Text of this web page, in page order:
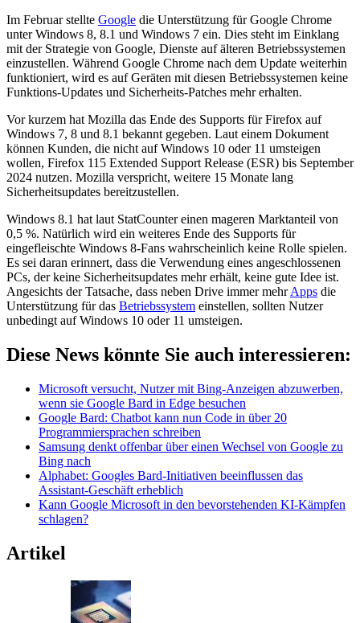
Im Februar stellte Google die Unterstützung für Google Chrome
unter Windows 8, 8.1 und Windows 7 ein. Dies steht im Einklang
mit der Strategie von Google, Dienste auf älteren Betriebssystemen
einzustellen. Während Google Chrome nach dem Update weiterhin
funktioniert, wird es auf Geräten mit diesen Betriebssystemen keine
Funktions-Updates und Sicherheits-Patches mehr erhalten.
Vor kurzem hat Mozilla das Ende des Supports für Firefox auf
Windows 7, 8 und 8.1 bekannt gegeben. Laut einem Dokument
können Kunden, die nicht auf Windows 10 oder 11 umsteigen
wollen, Firefox 115 Extended Support Release (ESR) bis September
2024 nutzen. Mozilla verspricht, weitere 15 Monate lang
Sicherheitsupdates bereitzustellen.
Windows 8.1 hat laut StatCounter einen mageren Marktanteil von
0,5 %. Natürlich wird ein weiteres Ende des Supports für
eingefleischte Windows 8-Fans wahrscheinlich keine Rolle spielen.
Es sei daran erinnert, dass die Verwendung eines angeschlossenen
PCs, der keine Sicherheitsupdates mehr erhält, keine gute Idee ist.
Angesichts der Tatsache, dass neben Drive immer mehrApps die
Unterstützung für das Betriebssystem einstellen, sollten Nutzer
unbedingt auf Windows 10 oder 11 umsteigen.
Diese News könnte Sie auch interessieren:
Microsoft versucht, Nutzer mit Bing-Anzeigen abzuwerben,
wenn sie Google Bard in Edge besuchen
Google Bard: Chatbot kann nun Code in über 20
Programmiersprachen schreiben
Samsung denkt offenbar über einen Wechsel von Google zu
Bing nach
Alphabet: Googles Bard-Initiativen beeinflussen das
Assistant-Geschäft erheblich
Kann Google Microsoft in den bevorstehenden KI-Kämpfen
schlagen?
Artikel